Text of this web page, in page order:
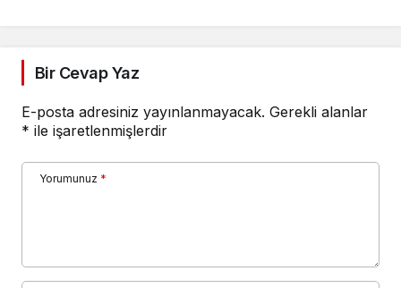
Bir Cevap Yaz
E-posta adresiniz yayınlanmayacak. Gerekli alanlar
* ile işaretlenmişlerdir
Yorumunuz *